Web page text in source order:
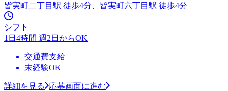
皆実町二丁目駅 徒歩4分、皆実町六丁目駅 徒歩4分
シフト
1日4時間 週2日からOK
交通費支給
未経験OK
詳細を見る
応募画面に進む